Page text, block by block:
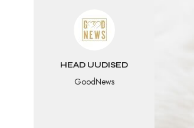
HEAD UUDISED
GoodNews